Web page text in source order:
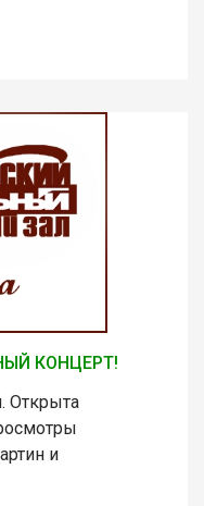
КОНЦЕРТ!
Открыта
и